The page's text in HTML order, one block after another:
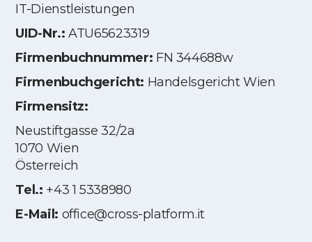
IT-Dienstleistungen
UID-Nr.: ATU65623319
Firmenbuchnummer: FN 344688w
Firmenbuchgericht: Handelsgericht Wien
Firmensitz:
Neustiftgasse 32/2a
1070 Wien
Österreich
Tel.: +43 1 5338980
E-Mail: office@cross-platform.it